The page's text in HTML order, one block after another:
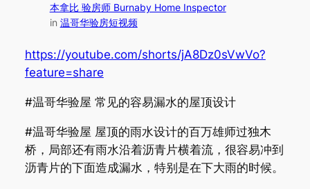
本拿比 验房师 Burnaby Home Inspector
in 温哥华验房短视频
https://youtube.com/shorts/jA8Dz0sVwVo?
feature=share
#温哥华验屋 常见的容易漏水的屋顶设计
#温哥华验屋 屋顶的雨水设计的百万雄师过独木
桥，局部还有雨水沿着沥青片横着流，很容易冲到
沥青片的下面造成漏水，特别是在下大雨的时候。